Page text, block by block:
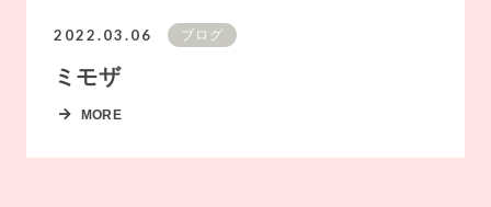
2022.03.06 ブログ
ミモザ
MORE